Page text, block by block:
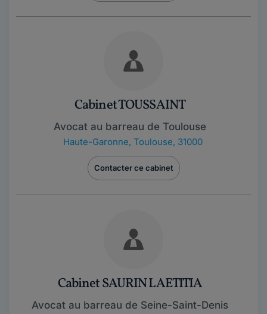
Cabinet TOUSSAINT
Avocat au barreau de Toulouse
Haute-Garonne, Toulouse, 31000
Contacter ce cabinet
Cabinet SAURIN LAETITIA
Avocat au barreau de Seine-Saint-Denis